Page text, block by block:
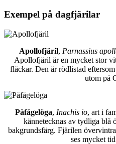
Exempel på dagfjärilar
Apollofjäril, Parnassius
Apollofjäril är en mycket stor
fläckar. Den är rödlistad
utom på
Påfågelöga, Inachis io, art i
kännetecknas av tydliga blå
bakgrundsfärg. Fjärilen
ses mycket